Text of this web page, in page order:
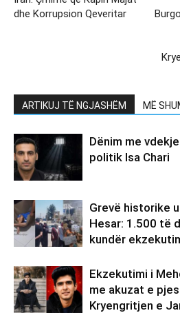
dhe Korrupsion Qeveritar
ARTIKUJ TË NGJASHËM MË
Dënim me
politik Isa Chari
Grevë historike
Hesar: 1.500 të
kundër
Ekzekutimi i
me akuzat e
Kryengritjen e